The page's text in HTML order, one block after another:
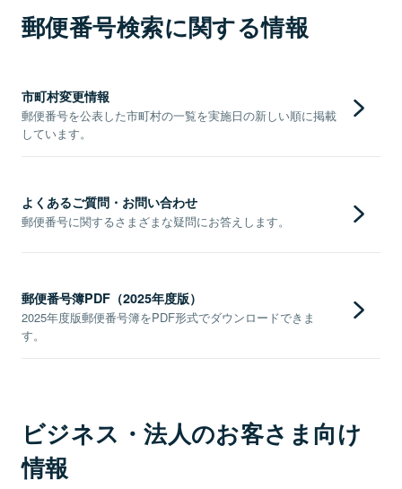
郵便番号検索に関する情報
市町村変更情報
郵便番号を公表した市町村の一覧を実施日の新しい順に掲載
しています。
よくあるご質問・お問い合わせ
郵便番号に関するさまざまな疑問にお答えします。
郵便番号簿PDF（2025年度版）
2025年度版郵便番号簿をPDF形式でダウンロードできま
す。
ビジネス・法人のお客さま向け
情報